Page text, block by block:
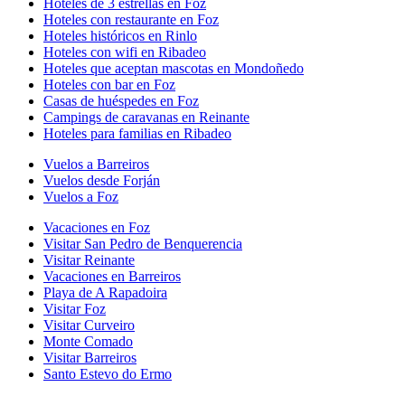
Hoteles de 3 estrellas en Foz
Hoteles con restaurante en Foz
Hoteles históricos en Rinlo
Hoteles con wifi en Ribadeo
Hoteles que aceptan mascotas en Mondoñedo
Hoteles con bar en Foz
Casas de huéspedes en Foz
Campings de caravanas en Reinante
Hoteles para familias en Ribadeo
Vuelos a Barreiros
Vuelos desde Forján
Vuelos a Foz
Vacaciones en Foz
Visitar San Pedro de Benquerencia
Visitar Reinante
Vacaciones en Barreiros
Playa de A Rapadoira
Visitar Foz
Visitar Curveiro
Monte Comado
Visitar Barreiros
Santo Estevo do Ermo